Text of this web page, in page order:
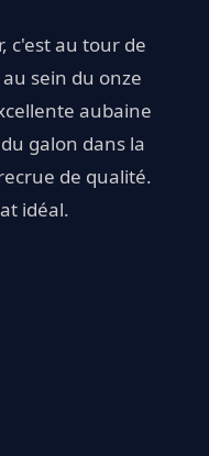
c'est au tour de
sein du onze
aubaine
galon dans la
de qualité.
idéal.